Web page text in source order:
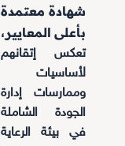
شهادة معتمدة
بأعلى المعايير ،
تعكس إتقانهم
لأساسيات
وممارسات إدارة
الجودة الشاملة
في بيئة الرعاية